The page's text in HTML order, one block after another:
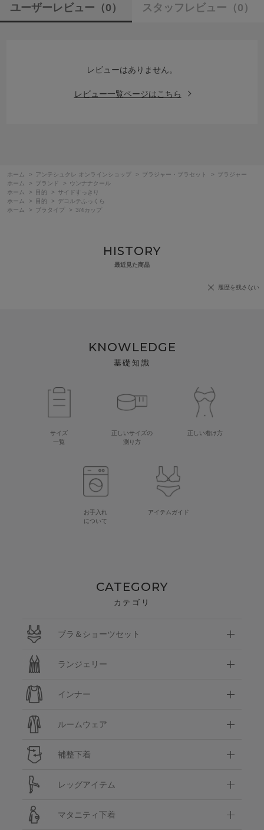
ユーザーレビュー （0） スタッフレビュー （0）
レビューはありません。
レビュー一覧ページはこちら
ホーム > アンテシュクレ オンラインショップ > ブラジャー・ブラセット >
ブラジャー
ホーム
> ブランド >
ウンナナクール
ホーム
> 目的 >
サイドすっきり
ホーム
> 目的 >
デコルテふっくら
ホーム
> ブラタイプ > 3/4カップ
HISTORY
最近見た商品
履歴を残さない
KNOWLEDGE
基礎知識
サイズ
一覧
正しいサイズの
測り方
正しい着け方
お手入れ
について
アイテムガイド
CATEGORY
カテゴリ
ブラ＆ショーツセット
ランジェリー
インナー
ルームウェア
補整下着
レッグアイテム
マタニティ下着